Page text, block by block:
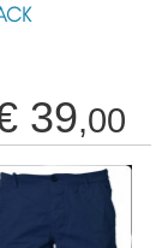
39,00